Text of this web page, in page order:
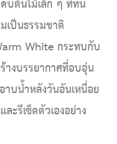
บต้นไม้เล็ก ๆ ที่ทน
เป็นธรรมชาติ
White กระทบกับ
งบรรยากาศที่อบอุ่น
าบน้ำหลังวันอันเหนื่อย
ะรีเซ็ตตัวเองอย่าง